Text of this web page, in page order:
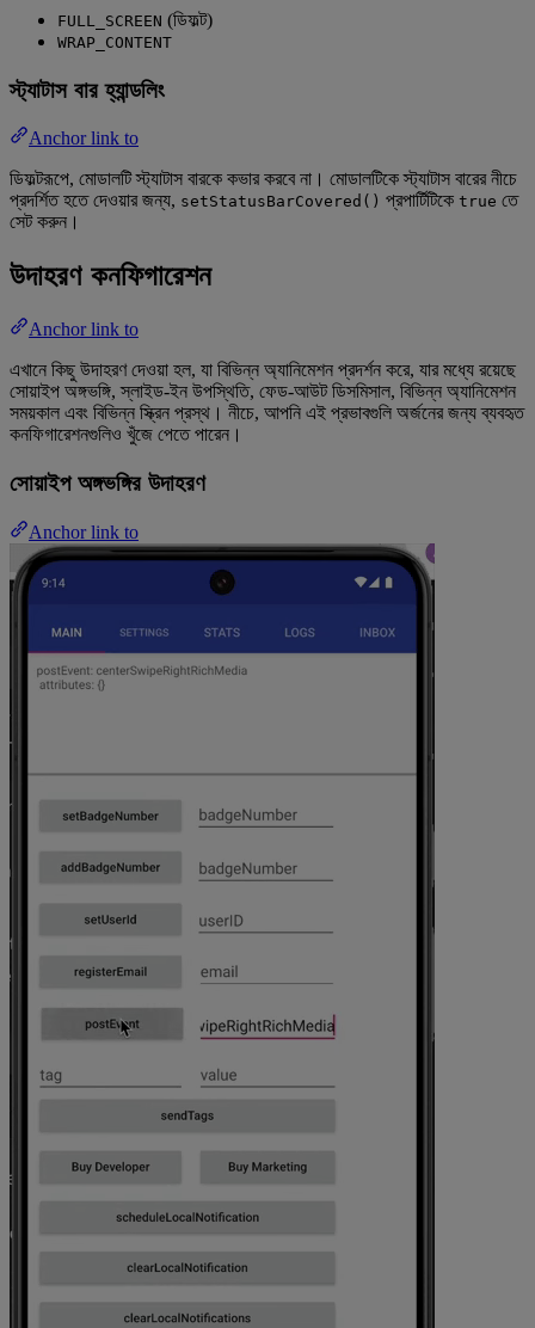
FULL_SCREEN (ডিফল্ট)
WRAP_CONTENT
স্ট্যাটাস বার হ্যান্ডলিং
Anchor link to
ডিফল্টরূপে, মোডালটি স্ট্যাটাস বারকে কভার করবে না। মোডালটিকে স্ট্যাটাস বারের নীচে
প্রদর্শিত হতে দেওয়ার জন্য, setStatusBarCovered() প্রপার্টিটিকে true তে
সেট করুন।
উদাহরণ কনফিগারেশন
Anchor link to
এখানে কিছু উদাহরণ দেওয়া হল, যা বিভিন্ন অ্যানিমেশন প্রদর্শন করে, যার মধ্যে রয়েছে
সোয়াইপ অঙ্গভঙ্গি, স্লাইড-ইন উপস্থিতি, ফেড-আউট ডিসমিসাল, বিভিন্ন অ্যানিমেশন
সময়কাল এবং বিভিন্ন স্ক্রিন প্রস্থ। নীচে, আপনি এই প্রভাবগুলি অর্জনের জন্য ব্যবহৃত
কনফিগারেশনগুলিও খুঁজে পেতে পারেন।
সোয়াইপ অঙ্গভঙ্গির উদাহরণ
Anchor link to